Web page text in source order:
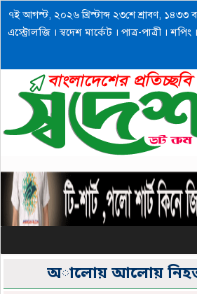
৭ই আগস্ট, ২০২৬ খ্রিস্টাব্দ ২৩শে শ্রাবণ, ১৪৩৩
এস্ট্রোলজি । স্বদেশ মার্কেট । পাত্র-পাত্রী । শপিং ।
অালোয় আলোয়